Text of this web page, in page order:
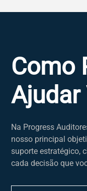
Como
Ajudar
Na Progress
nosso principal
suporte estratégico,
cada decisão que